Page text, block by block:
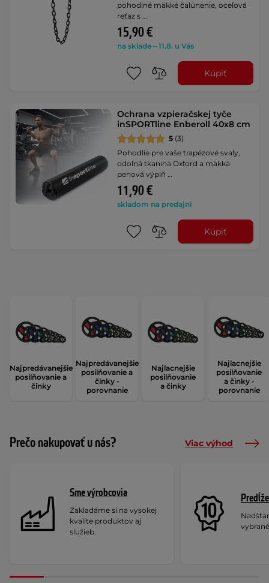
pohodlné mäkké čalúnenie, oceľová
reťaz s …
15,90 €
na sklade – 11.8. u Vás
Kúpiť
Ochrana vzpieračskej tyče
inSPORTline Enberoll 40x8 cm
5 (3)
Pohodlie pre vaše trapézové svaly,
odolná tkanina Oxford a mäkká
penová výplň …
11,90 €
skladom na predajni
Kúpiť
Najpredávanejšie
posilňovanie a
činky
Najpredávanejšie
posilňovanie a
činky -
porovnanie
Najlacnejšie
posilňovanie
a činky
Najlacnejšie
posilňovanie
a činky -
porovnanie
Prečo nakupovať u nás? Viac výhod
Sme výrobcovia
Zakladáme si na vysokej
kvalite produktov aj
služieb.